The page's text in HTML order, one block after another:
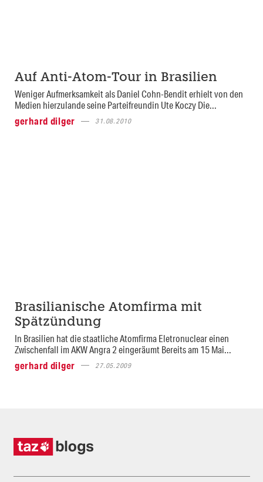
Auf Anti-Atom-Tour in Brasilien
Weniger Aufmerksamkeit als Daniel Cohn-Bendit erhielt von den
Medien hierzulande seine Parteifreundin Ute Koczy Die...
gerhard dilger
31.08.2010
Brasilianische Atomfirma mit
Spätzündung
In Brasilien hat die staatliche Atomfirma Eletronuclear einen
Zwischenfall im AKW Angra 2 eingeräumt Bereits am 15 Mai...
gerhard dilger
27.05.2009